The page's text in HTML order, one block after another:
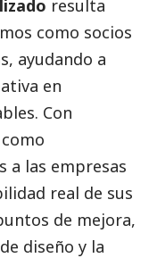
resulta
como socios
ayudando a
en
Con
a las empresas
real de sus
de mejora,
diseño y la